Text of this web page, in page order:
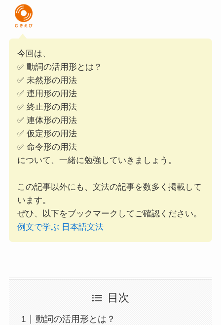
今回は、
✅ 動詞の活用形とは？
✅ 未然形の用法
✅ 連用形の用法
✅ 終止形の用法
✅ 連体形の用法
✅ 仮定形の用法
✅ 命令形の用法
について、一緒に勉強していきましょう。
この記事以外にも、文法の記事を数多く掲載して
います。
ぜひ、以下をブックマークしてご確認ください。
例文で学ぶ 日本語文法
目次
動詞の活用形とは？